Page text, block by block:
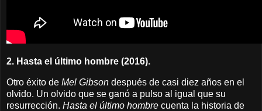
2. Hasta el último hombre (2016).
Otro éxito de Mel Gibson después de casi diez años en el
olvido. Un olvido que se ganó a pulso al igual que su
resurrección. Hasta el último hombre cuenta la historia de